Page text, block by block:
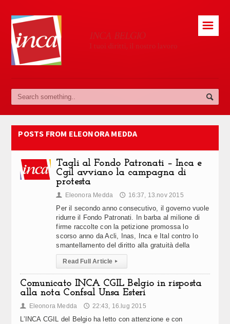
☰
POSTS FROM ELEONORA MEDDA
Tagli al Fondo Patronati – Inca e
Cgil avviano la campagna di
protesta
👤 Eleonora Medda 🕔 16:37, 13.nov 2015
Per il secondo anno consecutivo, il governo vuole
ridurre il Fondo Patronati. In barba al milione di
firme raccolte con la petizione promossa lo
scorso anno da Acli, Inas, Inca e Ital contro lo
smantellamento del diritto alla gratuità della
Read Full Article ▸
Comunicato INCA CGIL Belgio in risposta
alla nota Confsal Unsa Esteri
👤 Eleonora Medda 🕔 22:43, 16.lug 2015
L’INCA CGIL del Belgio ha letto con attenzione e con